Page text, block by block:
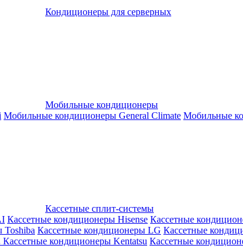
Кондиционеры для серверных
Мобильные кондиционеры
Мобильные кондиционеры General Climate Мобильные
Кассетные сплит-системы
Кассетные кондиционеры Hisense Кассетные
Toshiba Кассетные кондиционеры LG Кассетные
Кассетные кондиционеры Kentatsu Кассетные